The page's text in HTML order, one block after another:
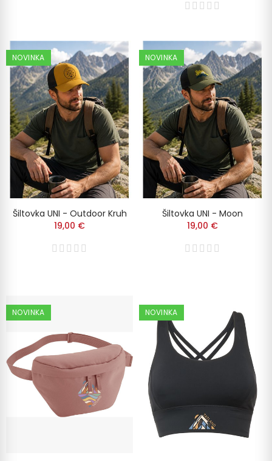
NOVINKA
Šiltovka UNI - Outdoor Kruh
19,00 €
NOVINKA
Šiltovka UNI - Moon
19,00 €
NOVINKA NOVINKA